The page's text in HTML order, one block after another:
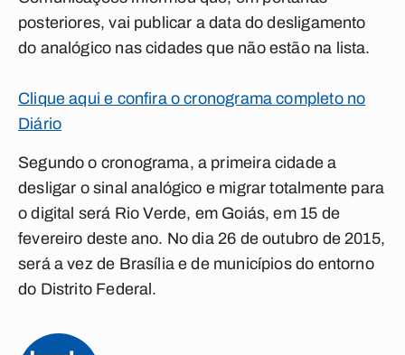
posteriores, vai publicar a data do desligamento
do analógico nas cidades que não estão na lista.
Clique aqui e confira o cronograma completo no
Diário
Segundo o cronograma, a primeira cidade a
desligar o sinal analógico e migrar totalmente para
o digital será Rio Verde, em Goiás, em 15 de
fevereiro deste ano. No dia 26 de outubro de 2015,
será a vez de Brasília e de municípios do entorno
do Distrito Federal.